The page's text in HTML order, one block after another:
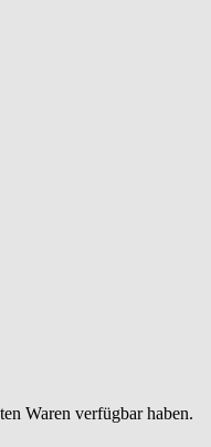
Waren verfügbar haben.